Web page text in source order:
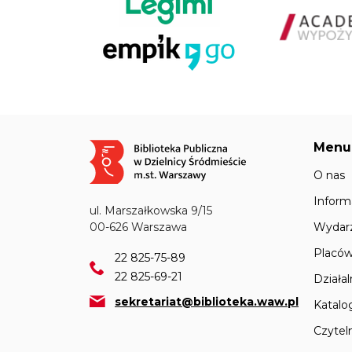
Obraz
ul. Marszałkowska 9/15
00-626 Warszawa
22 825-75-89
22 825-69-21
sekretariat@biblioteka.waw.pl
Menu
O nas